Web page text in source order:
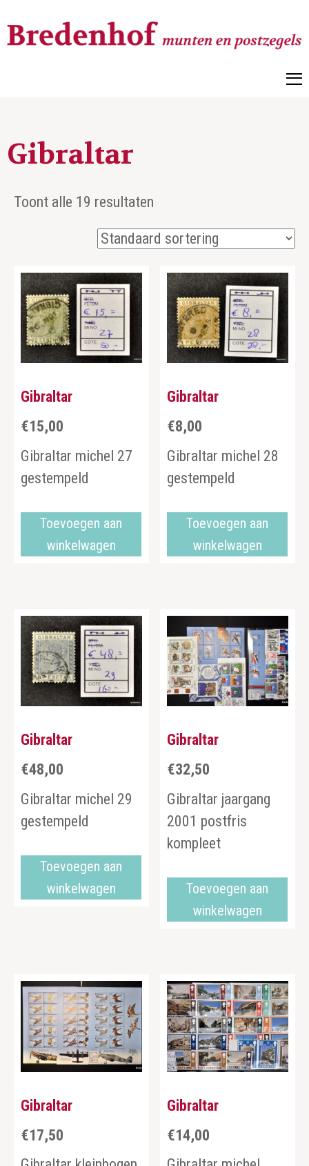
Gibraltar
Toont alle 19 resultaten
Gibraltar
€15,00
Gibraltar michel 27
gestempeld
Toevoegen aan
winkelwagen
Gibraltar
€8,00
Gibraltar michel 28
gestempeld
Toevoegen aan
winkelwagen
Gibraltar
€48,00
Gibraltar michel 29
gestempeld
Toevoegen aan
winkelwagen
Gibraltar
€32,50
Gibraltar jaargang
2001 postfris
kompleet
Toevoegen aan
winkelwagen
Gibraltar
€17,50
Gibraltar
€14,00